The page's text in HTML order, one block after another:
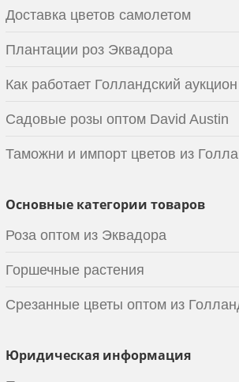
Доставка цветов самолетом
Плантации роз Эквадора
Как работает Голландский аукцион
Садовые розы оптом David Austin
Таможни и импорт цветов из
Основные категории товаров
Роза оптом из Эквадора
Горшечные растения
Срезанные цветы оптом из
Юридическая информация